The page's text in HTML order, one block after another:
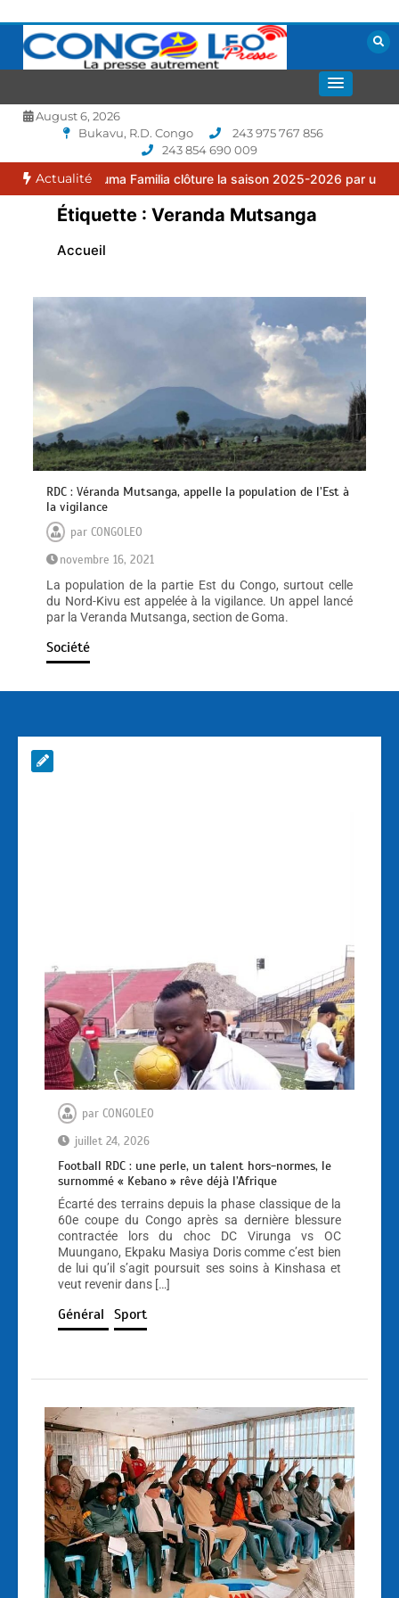
contenu
CONGOLEO
August 6, 2026
Bukavu, R.D. Congo
243 975 767 856
243 854 690 009
Actualité
: le FC Puma Familia clôture la saison 2025-2026 par une
Étiquette : Veranda Mutsanga
Accueil
RDC : Véranda Mutsanga, appelle la population de l’Est à
la vigilance
parCONGOLEO
novembre 16, 2021
La population de la partie Est du Congo, surtout celle
du Nord-Kivu est appelée à la vigilance. Un appel lancé
par la Veranda Mutsanga, section de Goma.
Société
par CONGOLEO
juillet 24, 2026
Football RDC : une perle, un talent hors-normes, le
surnommé « Kebano » rêve déjà l’Afrique
Écarté des terrains depuis la phase classique de la
60e coupe du Congo après sa dernière blessure
contractée lors du choc DC Virunga vs OC
Muungano, Ekpaku Masiya Doris comme c’est bien
de lui qu’il s’agit poursuit ses soins à Kinshasa et
veut revenir dans […]
Général Sport